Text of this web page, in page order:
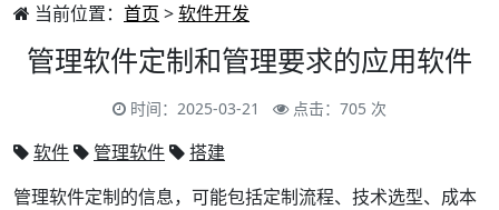
当前位置： 首页 >软件开发
管理软件定制和管理要求的应用软件
时间：2025-03-21 点击：705 次
软件 管理软件
搭建
管理软件定制的信息，可能包括定制流程、技术选型、成本